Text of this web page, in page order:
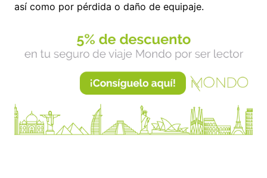
así como por pérdida o daño de equipaje.